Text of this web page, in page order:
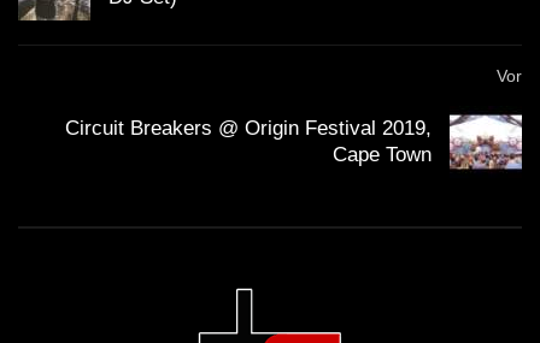
Vor
Circuit Breakers @ Origin Festival 2019,
Cape Town